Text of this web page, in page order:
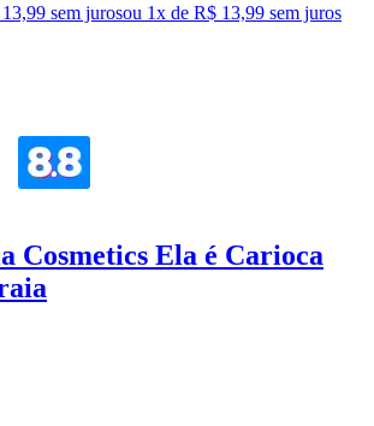
sem jurosou 1x de R$ 13,99 sem juros
Cosmetics Ela é Carioca